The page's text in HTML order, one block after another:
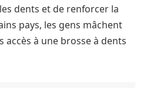
dents et de renforcer la
pays, les gens mâchent
accès à une brosse à dents